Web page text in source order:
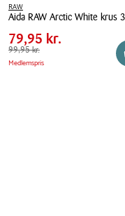
RAW
Aida RAW Arctic White krus
Aida
RAW
Arctic
Pris
tabel
Pris
79,95 kr.
Spar
20,00 kr.
Førpris
79,95 kr.
99,95 kr.
Medlemspris